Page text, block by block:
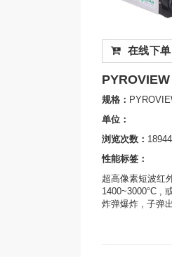
在线下单
规格：
单位：
浏览次数： 18944
性能标签：
超高像素短波红
1400~3000°C ,
炸弹爆炸 , 子弹